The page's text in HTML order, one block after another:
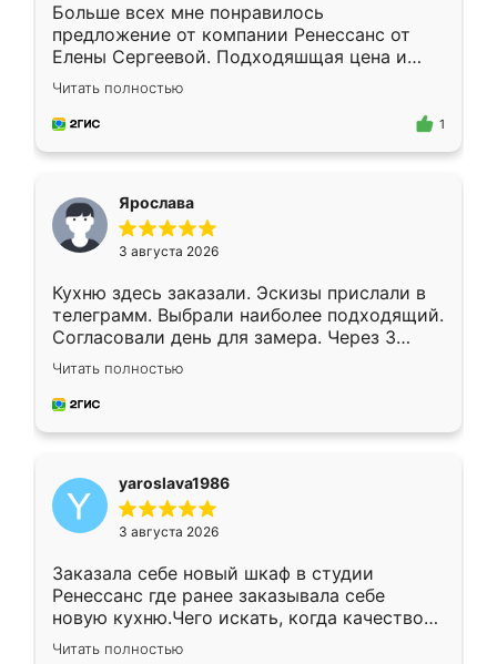
Больше всех мне понравилось
предложение от компании Ренессанс от
Елены Сергеевой. Подходяшщая цена и
короткие сроки изготовления. Приехавший
для замера сотрудник Владислав
предложил по моему эскизу самый
Читать полностью
1
Ярослава
3 августа 2026
Кухню здесь заказали. Эскизы прислали в
телеграмм. Выбрали наиболее подходящий.
Согласовали день для замера. Через 3
недели кухня была уже готова. Остались
довольны работой. Спасибо Ренессанс
мебель за качественную работу!
Читать полностью
yaroslava1986
3 августа 2026
Заказала себе новый шкаф в студии
Ренессанс где ранее заказывала себе
новую кухню.Чего искать, когда качеством
вполне довольна. Служит кухня уже почти
Читать полностью